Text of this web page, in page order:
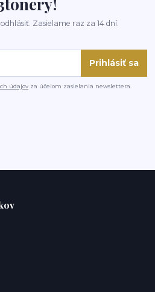
Zasielame raz za 14 dní.
Prihlásiť sa
údajov za účelom zasielania newslettera.